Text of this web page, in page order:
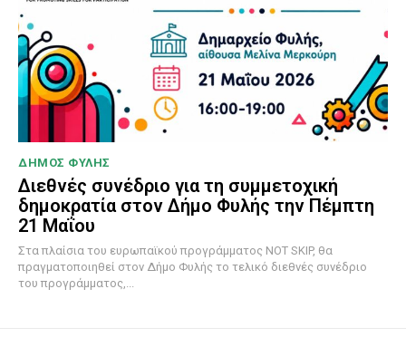
ΔΗΜΟΣ ΦΥΛΗΣ
Διεθνές συνέδριο για τη συμμετοχική
δημοκρατία στον Δήμο Φυλής την Πέμπτη
21 Μαΐου
Στα πλαίσια του ευρωπαϊκού προγράμματος NOT SKIP, θα
πραγματοποιηθεί στον Δήμο Φυλής το τελικό διεθνές συνέδριο
του προγράμματος,...